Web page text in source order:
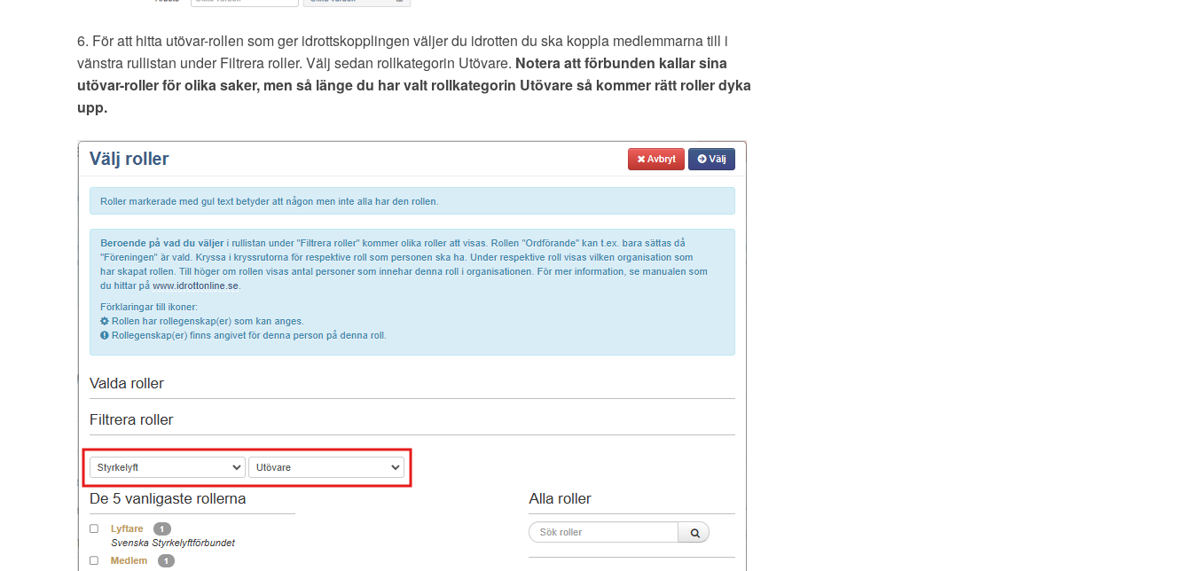
6. För att hitta utövar-rollen som ger idrottskopplingen väljer du idrotten du ska koppla medlemmarna till i
vänstra rullistan under Filtrera roller. Välj sedan rollkategorin Utövare. Notera att förbunden kallar sina
utövar-roller för olika saker, men så länge du har valt rollkategorin Utövare så kommer rätt roller dyka
upp.